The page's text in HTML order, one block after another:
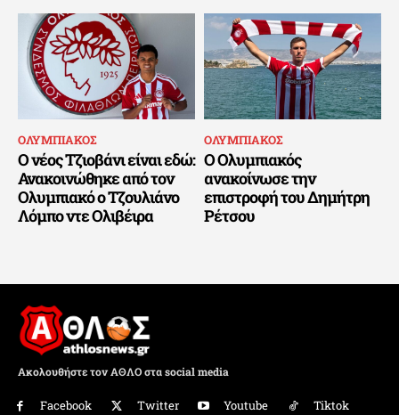
ΟΛΥΜΠΙΑΚΟΣ
Ο νέος Τζιοβάνι είναι εδώ:
Ανακοινώθηκε από τον
Ολυμπιακό ο Τζουλιάνο
Λόμπο ντε Ολιβέιρα
ΟΛΥΜΠΙΑΚΟΣ
Ο Ολυμπιακός
ανακοίνωσε την
επιστροφή του Δημήτρη
Ρέτσου
Ακολουθήστε τον ΑΘΛΟ στα social media
Facebook Twitter Youtube Tiktok